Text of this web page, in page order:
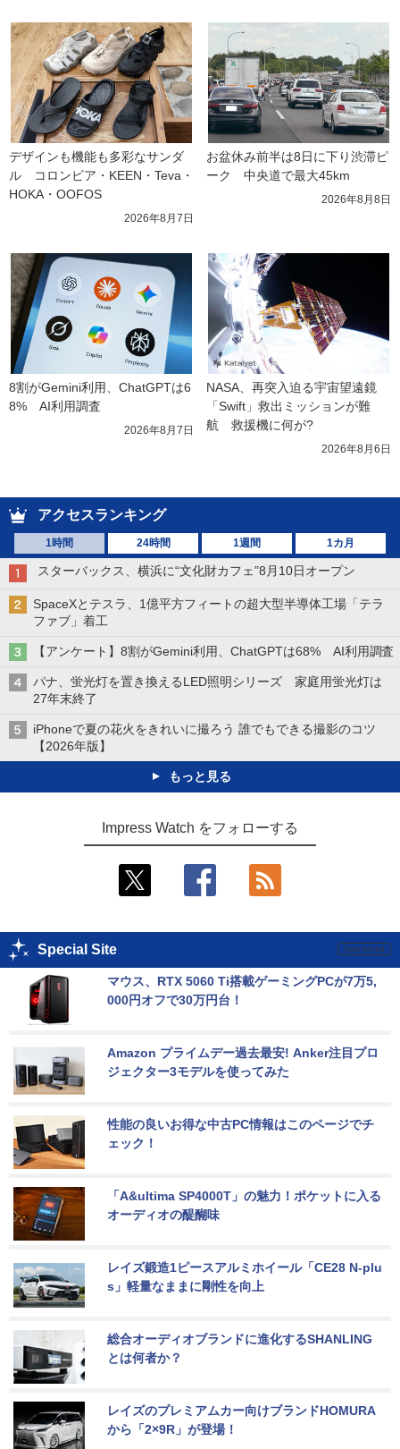
デザインも機能も多彩なサンダ
ル　コロンビア・KEEN・Teva・
HOKA・OOFOS
2026年8月7日
お盆休み前半は8日に下り渋滞ピ
ーク　中央道で最大45km
2026年8月8日
8割がGemini利用、ChatGPTは6
8%　AI利用調査
2026年8月7日
NASA、再突入迫る宇宙望遠鏡
「Swift」救出ミッションが難
航　救援機に何が?
2026年8月6日
アクセスランキング
1時間 24時間 1週間 1カ月
スターバックス、横浜に“文化財カフェ”8月10日オープン
SpaceXとテスラ、1億平方フィートの超大型半導体工場「テラ
ファブ」着工
【アンケート】8割がGemini利用、ChatGPTは68% AI利用調査
パナ、蛍光灯を置き換えるLED照明シリーズ 家庭用蛍光灯は
27年末終了
iPhoneで夏の花火をきれいに撮ろう 誰でもできる撮影のコツ
【2026年版】
もっと見る
Impress Watch をフォローする
Special Site
マウス、RTX 5060 Ti搭載ゲーミングPCが7万5,
000円オフで30万円台！
Amazon プライムデー過去最安! Anker注目プロ
ジェクター3モデルを使ってみた
性能の良いお得な中古PC情報はこのページでチ
ェック！
「A&ultima SP4000T」の魅力！ポケットに入る
オーディオの醍醐味
レイズ鍛造1ピースアルミホイール「CE28 N-plu
s」軽量なままに剛性を向上
総合オーディオブランドに進化するSHANLING
とは何者か？
レイズのプレミアムカー向けブランドHOMURA
から「2×9R」が登場！